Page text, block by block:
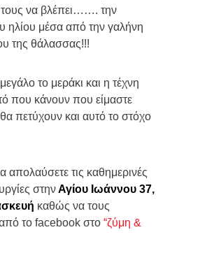
να βλέπει……. την
ηλίου μέσα από την γαλήνη
της θάλασσας!!!
το μεράκι και η τέχνη
που κάνουν που είμαστε
θα πετύχουν και αυτό το στόχο
απολαύσετε τις καθημερινές
στηνΑγίου Ιωάννου 37,
καθώς να τους
το facebook στο “ζύμη &